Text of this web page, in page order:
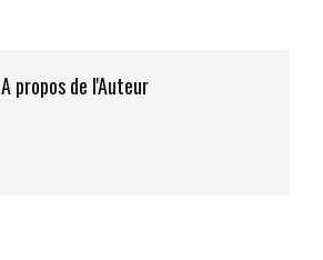
A propos de l'Auteur